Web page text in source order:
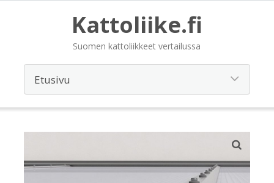
Kattoliike.fi
Suomen kattoliikkeet vertailussa